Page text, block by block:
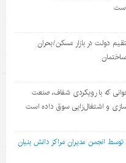
دولت در بازار مسکن/بحران
که با رویکردی شفاف، صنعت
و اشتغال‌زایی سوق داده است
انجمن مديران مراكز دانش بنيان